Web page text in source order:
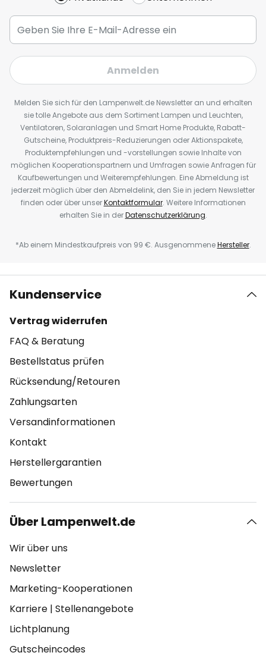
Anmelden
Melden Sie sich für den Lampenwelt.de Newsletter an und erhalten
sie tolle Angebote aus dem Sortiment Lampen und Leuchten,
Ventilatoren, Solaranlagen und Smart Home Produkte, Rabatt-
Gutscheine, Produktpreis-Reduzierungen oder Aktionspakete,
Produktempfehlungen und -vorstellungen sowie Inhalte von
möglichen Kooperationspartnern und Umfragen sowie Anfragen für
Kaufbewertungen und Weiterempfehlungen. Eine Abmeldung ist
jederzeit möglich über den Abmeldelink, den Sie in jedem Newsletter
finden oder über unserKontaktformular. Weitere Informationen
erhalten Sie in derDatenschutzerklärung.
*Ab einem Mindestkaufpreis von 99 €. AusgenommeneHersteller.
Kundenservice
Vertrag widerrufen
FAQ & Beratung
Bestellstatus prüfen
Rücksendung/Retouren
Zahlungsarten
Versandinformationen
Kontakt
Herstellergarantien
Bewertungen
Über Lampenwelt.de
Wir über uns
Newsletter
Marketing-Kooperationen
Karriere | Stellenangebote
Lichtplanung
Gutscheincodes